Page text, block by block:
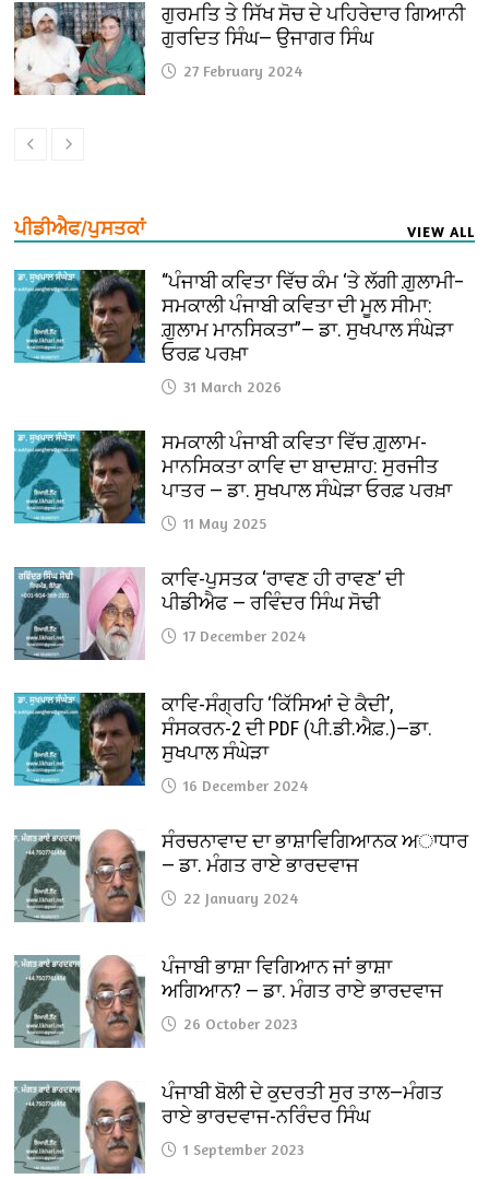
ਗੁਰਮਤਿ ਤੇ ਸਿੱਖ ਸੋਚ ਦੇ ਪਹਿਰੇਦਾਰ ਗਿਆਨੀ
ਗੁਰਦਿਤ ਸਿੰਘ— ਉਜਾਗਰ ਸਿੰਘ
27 February 2024
ਪੀਡੀਐਫ/ਪੁਸਤਕਾਂ VIEW ALL
“ਪੰਜਾਬੀ ਕਵਿਤਾ ਵਿੱਚ ਕੰਮ ‘ਤੇ ਲੱਗੀ ਗ਼ੁਲਾਮੀ–
ਸਮਕਾਲੀ ਪੰਜਾਬੀ ਕਵਿਤਾ ਦੀ ਮੂਲ ਸੀਮਾ:
ਗ਼ੁਲਾਮ ਮਾਨਸਿਕਤਾ”— ਡਾ. ਸੁਖਪਾਲ ਸੰਘੇੜਾ
ਓਰਫ਼ ਪਰਖ਼ਾ
31 March 2026
ਸਮਕਾਲੀ ਪੰਜਾਬੀ ਕਵਿਤਾ ਵਿੱਚ ਗ਼ੁਲਾਮ-
ਮਾਨਸਿਕਤਾ ਕਾਵਿ ਦਾ ਬਾਦਸ਼ਾਹ: ਸੁਰਜੀਤ
ਪਾਤਰ — ਡਾ. ਸੁਖਪਾਲ ਸੰਘੇੜਾ ਓਰਫ਼ ਪਰਖ਼ਾ
11 May 2025
ਕਾਵਿ-ਪੁਸਤਕ ‘ਰਾਵਣ ਹੀ ਰਾਵਣ’ ਦੀ
ਪੀਡੀਐਫ — ਰਵਿੰਦਰ ਸਿੰਘ ਸੋਢੀ
17 December 2024
ਕਾਵਿ-ਸੰਗ੍ਰਹਿ ‘ਕਿੱਸਿਆਂ ਦੇ ਕੈਦੀ’,
ਸੰਸਕਰਨ-2 ਦੀ PDF (ਪੀ.ਡੀ.ਐਫ਼.)—ਡਾ.
ਸੁਖਪਾਲ ਸੰਘੇੜਾ
16 December 2024
ਸੰਰਚਨਾਵਾਦ ਦਾ ਭਾਸ਼ਾਵਿਗਿਆਨਕ ਅਾਧਾਰ
— ਡਾ. ਮੰਗਤ ਰਾਏ ਭਾਰਦਵਾਜ
22 January 2024
ਪੰਜਾਬੀ ਭਾਸ਼ਾ ਵਿਗਿਆਨ ਜਾਂ ਭਾਸ਼ਾ
ਅਗਿਆਨ? — ਡਾ. ਮੰਗਤ ਰਾਏ ਭਾਰਦਵਾਜ
26 October 2023
ਪੰਜਾਬੀ ਬੋਲੀ ਦੇ ਕੁਦਰਤੀ ਸੁਰ ਤਾਲ—ਮੰਗਤ
ਰਾਏ ਭਾਰਦਵਾਜ-ਨਰਿੰਦਰ ਸਿੰਘ
1 September 2023